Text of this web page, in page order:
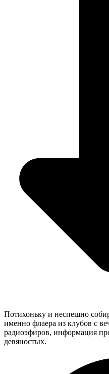
Потихоньку и неспешно
именно флаера из клубов с
радиоэфиров, информация
девяностых.